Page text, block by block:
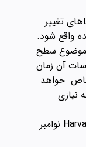
تغییر
واقع شود.
موضوع سطح
آن زمان
خواهد
نیازی
توسط کارکنان Harvard Business Review، 3 نوامبر